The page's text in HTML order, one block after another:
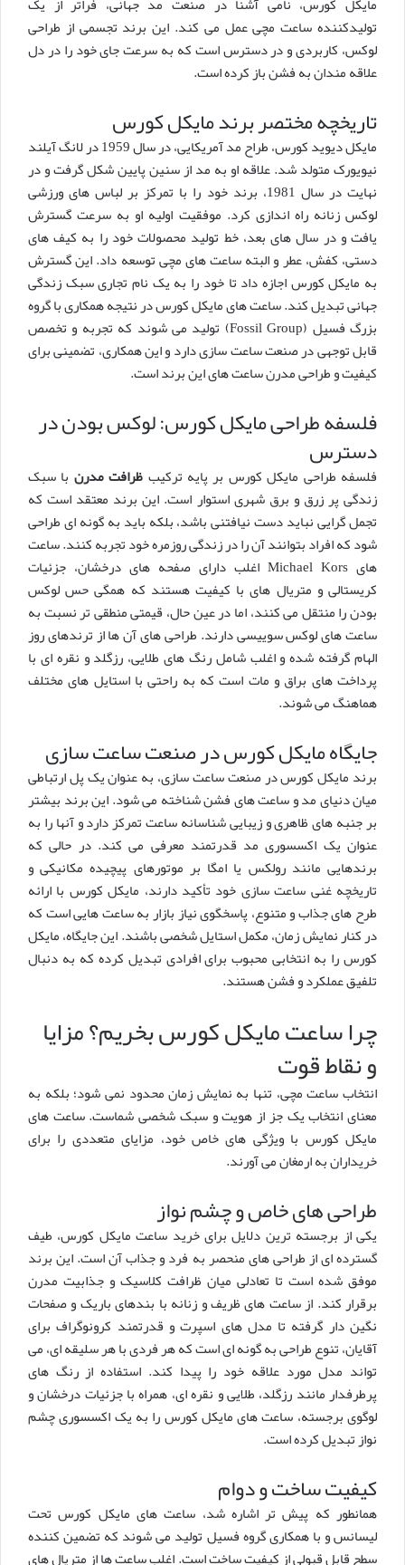
تولیدکننده ساعت مچی عمل می کند. این برند تجسمی از طراحی
لوکس، کاربردی و در دسترس است که به سرعت جای خود را در دل
علاقه مندان به فشن باز کرده است.
تاریخچه مختصر برند مایکل کورس
مایکل دیوید کورس، طراح مد آمریکایی، در سال 1959 در لانگ آیلند
نیویورک متولد شد. علاقه او به مد از سنین پایین شکل گرفت و در
نهایت در سال 1981، برند خود را با تمرکز بر لباس های ورزشی
لوکس زنانه راه اندازی کرد. موفقیت اولیه او به سرعت گسترش
یافت و در سال های بعد، خط تولید محصولات خود را به کیف های
دستی، کفش، عطر و البته ساعت های مچی توسعه داد. این گسترش
به مایکل کورس اجازه داد تا خود را به یک نام تجاری سبک زندگی
جهانی تبدیل کند. ساعت های مایکل کورس در نتیجه همکاری با گروه
بزرگ فسیل (Fossil Group) تولید می شوند که تجربه و تخصص
قابل توجهی در صنعت ساعت سازی دارد و این همکاری، تضمینی برای
کیفیت و طراحی مدرن ساعت های این برند است.
فلسفه طراحی مایکل کورس: لوکس بودن در
دسترس
فلسفه طراحی مایکل کورس بر پایه ترکیب ظرافت مدرن با سبک
زندگی پر زرق و برق شهری استوار است. این برند معتقد است که
تجمل گرایی نباید دست نیافتنی باشد، بلکه باید به گونه ای طراحی
شود که افراد بتوانند آن را در زندگی روزمره خود تجربه کنند. ساعت
های Michael Kors اغلب دارای صفحه های درخشان، جزئیات
کریستالی و متریال های با کیفیت هستند که همگی حس لوکس
بودن را منتقل می کنند، اما در عین حال، قیمتی منطقی تر نسبت به
ساعت های لوکس سوییسی دارند. طراحی های آن ها از ترندهای روز
الهام گرفته شده و اغلب شامل رنگ های طلایی، رزگلد و نقره ای با
پرداخت های براق و مات است که به راحتی با استایل های مختلف
هماهنگ می شوند.
جایگاه مایکل کورس در صنعت ساعت سازی
برند مایکل کورس در صنعت ساعت سازی، به عنوان یک پل ارتباطی
میان دنیای مد و ساعت های فشن شناخته می شود. این برند بیشتر
بر جنبه های ظاهری و زیبایی شناسانه ساعت تمرکز دارد و آنها را به
عنوان یک اکسسوری مد قدرتمند معرفی می کند. در حالی که
برندهایی مانند رولکس یا امگا بر موتورهای پیچیده مکانیکی و
تاریخچه غنی ساعت سازی خود تأکید دارند، مایکل کورس با ارائه
طرح های جذاب و متنوع، پاسخگوی نیاز بازار به ساعت هایی است که
در کنار نمایش زمان، مکمل استایل شخصی باشند. این جایگاه، مایکل
کورس را به انتخابی محبوب برای افرادی تبدیل کرده که به دنبال
تلفیق عملکرد و فشن هستند.
چرا ساعت مایکل کورس بخریم؟ مزایا
و نقاط قوت
انتخاب ساعت مچی، تنها به نمایش زمان محدود نمی شود؛ بلکه به
معنای انتخاب یک جز از هویت و سبک شخصی شماست. ساعت های
مایکل کورس با ویژگی های خاص خود، مزایای متعددی را برای
خریداران به ارمغان می آورند.
طراحی های خاص و چشم نواز
یکی از برجسته ترین دلایل برای خرید ساعت مایکل کورس، طیف
گسترده ای از طراحی های منحصر به فرد و جذاب آن است. این برند
موفق شده است تا تعادلی میان ظرافت کلاسیک و جذابیت مدرن
برقرار کند. از ساعت های ظریف و زنانه با بندهای باریک و صفحات
نگین دار گرفته تا مدل های اسپرت و قدرتمند کرونوگراف برای
آقایان، تنوع طراحی به گونه ای است که هر فردی با هر سلیقه ای، می
تواند مدل مورد علاقه خود را پیدا کند. استفاده از رنگ های
پرطرفدار مانند رزگلد، طلایی و نقره ای، همراه با جزئیات درخشان و
لوگوی برجسته، ساعت های مایکل کورس را به یک اکسسوری چشم
نواز تبدیل کرده است.
کیفیت ساخت و دوام
همانطور که پیش تر اشاره شد، ساعت های مایکل کورس تحت
لیسانس و با همکاری گروه فسیل تولید می شوند که تضمین کننده
سطح قابل قبولی از کیفیت ساخت است. اغلب ساعت ها از متریال های